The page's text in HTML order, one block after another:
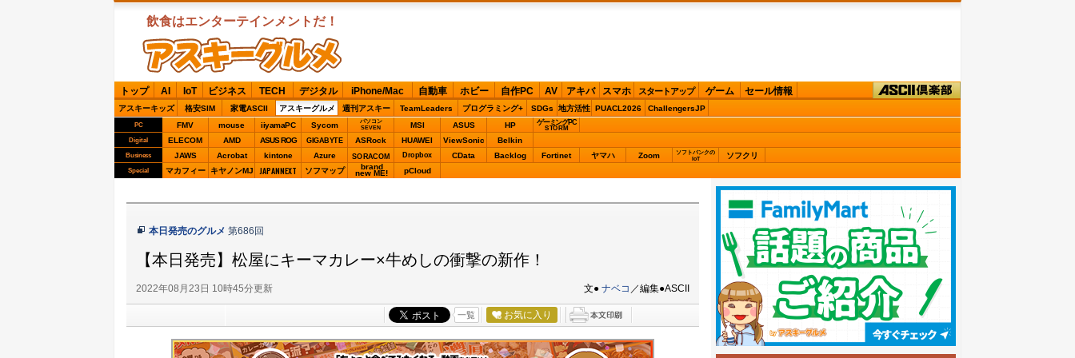
飲食はエンターテインメントだ！
ASCIIグルメ
トップ AI IoT ビジネス TECH デジタル iPhone/Mac 自動車 ホビー 自作PC AV アキバ スマホ スタートアップ ゲーム セール情報
アスキーキッズ 格安SIM 家電ASCII アスキーグルメ 週刊アスキー TeamLeaders プログラミング+ SDGs 地方活性 PUACL2026 ChallengersJP
PC FMV mouse iiyamaPC Sycom
パソコン
SEVEN
MSI ASUS HP ゲーミングPC
STORM
Digital ELECOM AMD ASUS ROG GIGABYTE ASRock HUAWEI ViewSonic Belkin
Business JAWS Acrobat kintone Azure SORACOM Dropbox CData Backlog Fortinet ヤマハ Zoom
ソフトバンクの
IoT
ソフクリ
Special マカフィー キヤノンMJ JAPANNEXT ソフマップ brand
new ME! pCloud
本日発売のグルメ 第686回
【本日発売】松屋にキーマカレー×牛めしの衝撃の新作！
2022年08月23日 10時45分更新 文● ナベコ ／編集●ASCII
一覧 お気に入り